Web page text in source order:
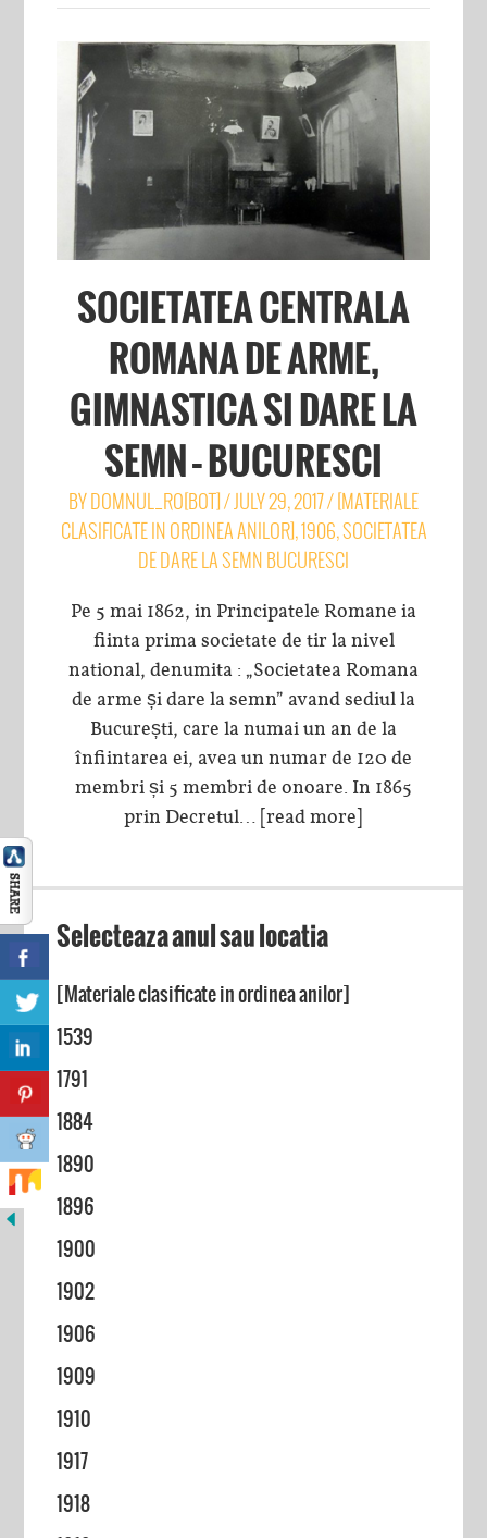
SOCIETATEA CENTRALA
ROMANA DE ARME,
GIMNASTICA SI DARE LA
SEMN – BUCURESCI
BYDOMNUL_RO[BOT]/JULY 29, 2017/[MATERIALE
CLASIFICATE IN ORDINEA ANILOR],1906,SOCIETATEA
DE DARE LA SEMN BUCURESCI
Pe 5 mai 1862, in Principatele Romane ia
fiinta prima societate de tir la nivel
national, denumita : „Societatea Romana
de arme și dare la semn” avand sediul la
București, care la numai un an de la
înfiintarea ei, avea un numar de 120 de
membri și 5 membri de onoare. In 1865
prin Decretul… [read more]
Selecteaza anul sau locatia
[Materiale clasificate in ordinea anilor]
1539
1791
1884
1890
1896
1900
1902
1906
1909
1910
1917
1918